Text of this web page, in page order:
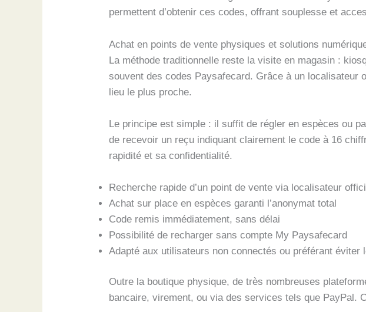
permettent d’obtenir ces codes, offrant souplesse et
Achat en points de vente physiques et solutions
La méthode traditionnelle reste la visite en magasin :
souvent des codes Paysafecard. Grâce à un
lieu le plus proche.
Le principe est simple : il suffit de régler en espèces ou
de recevoir un reçu indiquant clairement le code à 16
rapidité et sa confidentialité.
Recherche rapide d’un point de vente via localisateur
Achat sur place en espèces garanti l’anonymat total
Code remis immédiatement, sans délai
Possibilité de recharger sans compte My Paysafecard
Adapté aux utilisateurs non connectés ou préférant éviter
Outre la boutique physique, de très nombreuses
bancaire, virement, ou via des services tels que PayPal.